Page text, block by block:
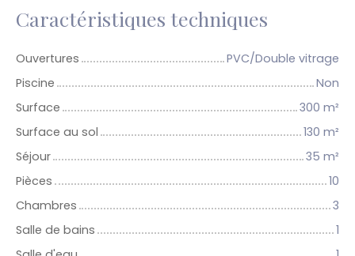
Caractéristiques techniques
Ouvertures
PVC/Double vitrage
Piscine
Non
Surface
300 m²
Surface au sol
130 m²
Séjour
35 m²
Pièces
10
Chambres
3
Salle de bains
1